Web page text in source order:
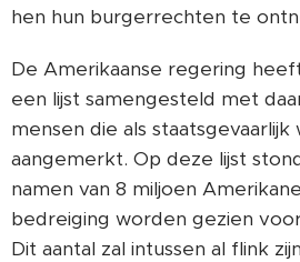
hen hun burgerrechten te
De Amerikaanse regering
een lijst samengesteld met
mensen die als staatsgevaarlijk
aangemerkt. Op deze lijst
namen van 8 miljoen
bedreiging worden gezien
Dit aantal zal intussen al flink